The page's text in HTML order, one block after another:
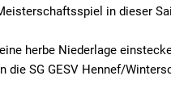
in dieser
herbe Niederlage
die SG GESV Hennef/
Autohaus
HOFF
GOH